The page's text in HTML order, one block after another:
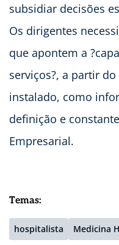
subsidiar decisões
Os dirigentes
que apontem a
serviços?, a partir
instalado, como
definição e
Empresarial.
Temas:
hospitalista Medicina